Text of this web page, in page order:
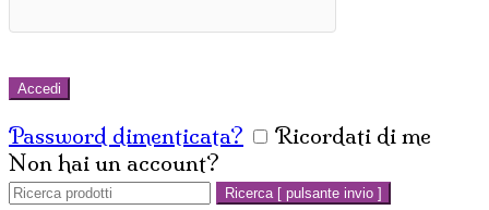
Accedi
Password dimenticata?
Ricordati di me
Non hai un account?
Cerca:
Ricerca [ pulsante invio ]